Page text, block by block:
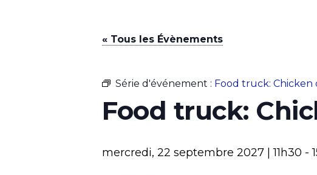
« Tous les Évènements
Série d'événement : Food truck: Chicken
Food truck:
mercredi, 22 septembre 2027 | 11h30 -